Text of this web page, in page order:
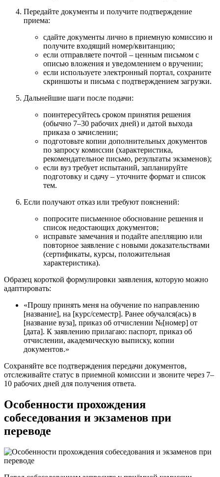
Передайте документы и получите подтверждение
приема:
сдайте документы лично в приемную комиссию и
получите входящий номер/квитанцию;
если отправляете почтой – ценным письмом с
описью вложения и уведомлением о вручении;
если используете электронный портал, сохраните
скриншоты и письма с подтверждением загрузки.
Дальнейшие шаги после подачи:
поинтересуйтесь сроком принятия решения
(обычно 7–30 рабочих дней) и датой выхода
приказа о зачислении;
подготовьте копии дополнительных документов
по запросу комиссии (характеристика,
рекомендательное письмо, результаты экзаменов);
если вуз требует испытаний, запланируйте
подготовку и сдачу – уточните формат и список
тем.
Если получают отказ или требуют пояснений:
попросите письменное обоснование решения и
список недостающих документов;
исправьте замечания и подайте апелляцию или
повторное заявление с новыми доказательствами
(сертификаты, курсы, положительная
характеристика).
Образец короткой формулировки заявления, которую можно
адаптировать:
«Прошу принять меня на обучение по направлению
[название], на [курс/семестр]. Ранее обучался(ась) в
[название вуза], приказ об отчислении №[номер] от
[дата]. К заявлению прилагаю: паспорт, приказ об
отчислении, академическую выписку, копии
документов.»
Сохраняйте все подтверждения передачи документов,
отслеживайте статус в приемной комиссии и звоните через 7–
10 рабочих дней для получения ответа.
Особенности прохождения
собеседования и экзаменов при
переводе